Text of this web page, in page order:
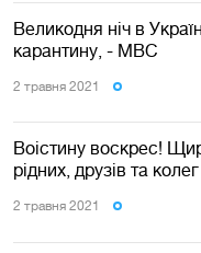
Великодня ніч в
карантину, - МВС
2 травня 2021
Воістину воскрес!
рідних, друзів та колег
2 травня 2021